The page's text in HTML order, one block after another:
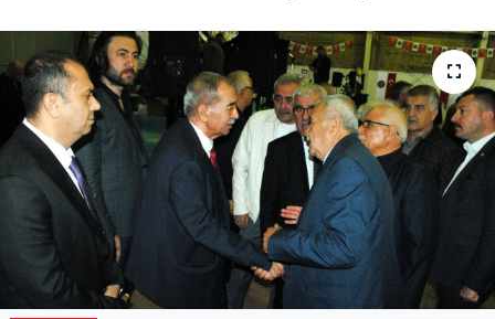
İskilip
Kargı
Laçin
Mecitözü
Oğuzlar
Haber Arşivi